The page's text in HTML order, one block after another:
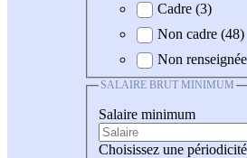
Cadre (3)
Non cadre (48)
Non
SALAIRE BRUT MINIMUM
Salaire minimum
Choisissez une